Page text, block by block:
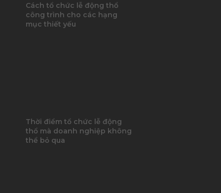
Cách tổ chức lễ động thổ
công trình cho các hạng
mục thiết yếu
Thời điểm tổ chức lễ động
thổ mà doanh nghiệp không
thể bỏ qua